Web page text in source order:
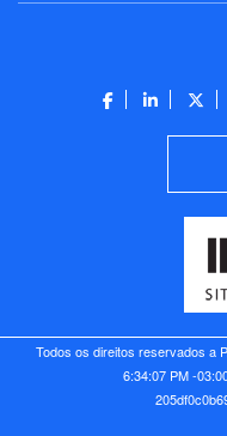
Todos os direitos reservados a
6:34:07 PM -